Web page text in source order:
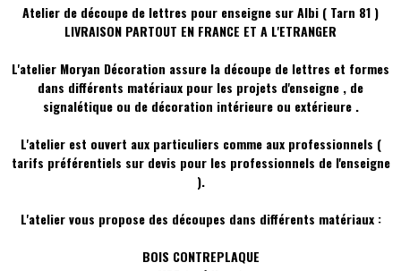
Atelier de découpe de lettres pour enseigne sur Albi ( Tarn 81 )
LIVRAISON PARTOUT EN FRANCE ET A L'ETRANGER
L'atelier Moryan Décoration assure la découpe de lettres et formes
dans différents matériaux pour les projets d'enseigne , de
signalétique ou de décoration intérieure ou extérieure .
L'atelier est ouvert aux particuliers comme aux professionnels (
tarifs préférentiels sur devis pour les professionnels de l'enseigne
).
L'atelier vous propose des découpes dans différents matériaux :
BOIS CONTREPLAQUE